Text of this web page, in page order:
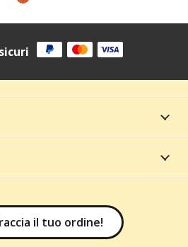
il tuo ordine!